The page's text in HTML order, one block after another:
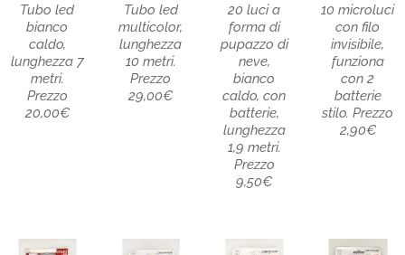
Tubo led
bianco
caldo,
lunghezza 7
metri.
Prezzo
20,00€
Tubo led
multicolor,
lunghezza
10 metri.
Prezzo
29,00€
20 luci a
forma di
pupazzo di
neve,
bianco
caldo, con
batterie,
lunghezza
1,9 metri.
Prezzo
9,50€
10 microluci
con filo
invisibile,
funziona
con 2
batterie
stilo. Prezzo
2,90€